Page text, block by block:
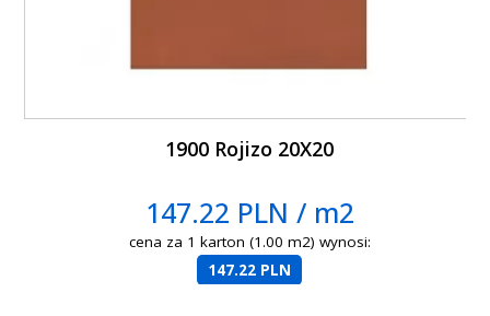
1900 Rojizo 20X20
147.22 PLN / m2
cena za 1 karton (1.00 m2) wynosi:
147.22 PLN